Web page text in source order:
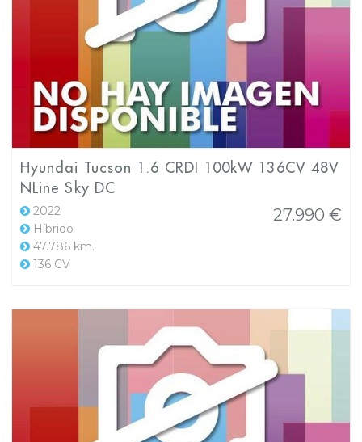
Hyundai Tucson 1.6 CRDI 100kW 136CV 48V
NLine Sky DC
2022
Híbrido
47.786 km.
136 CV
27.990 €